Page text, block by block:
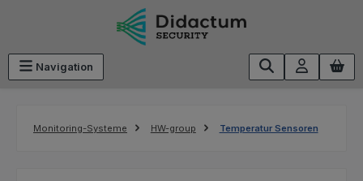
Zum Hauptinhalt springen
Navigation
Monitoring-Systeme HW-group Temperatur Sensoren